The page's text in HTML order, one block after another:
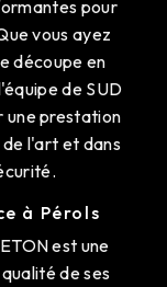
pour
vous ayez
découpe en
de SUD
une prestation
de l'art et dans
à Pérols
est une
de ses